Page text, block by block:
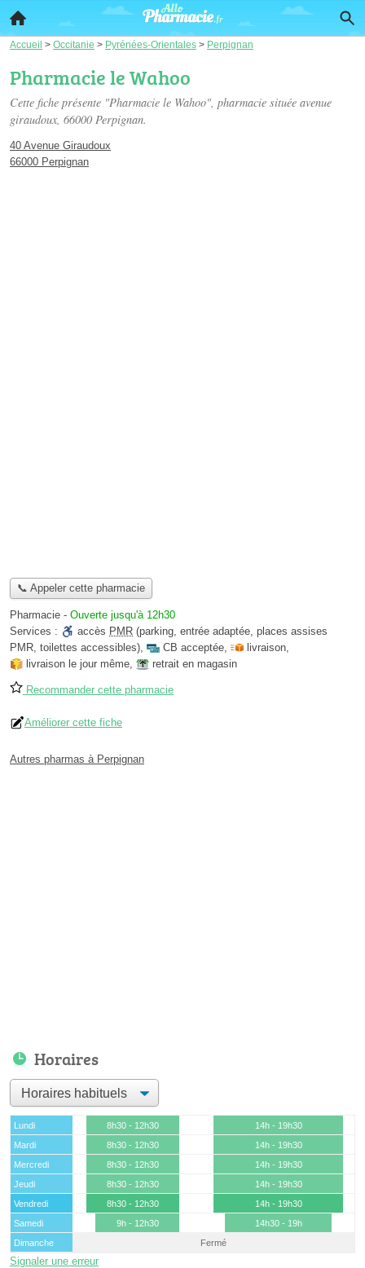
Accueil > Occitanie > Pyrénées-Orientales > Perpignan
Pharmacie le Wahoo
Cette fiche présente "Pharmacie le Wahoo", pharmacie située avenue
giraudoux, 66000 Perpignan.
40 Avenue Giraudoux
66000 Perpignan
📞 Appeler cette pharmacie
Pharmacie - Ouverte jusqu'à 12h30
Services :
accès PMR (parking, entrée adaptée, places assises
PMR, toilettes accessibles), CB acceptée, livraison,
livraison le jour même, retrait en magasin
Recommander cette pharmacie
Améliorer cette fiche
Autres pharmas à Perpignan
Horaires
Lundi 8h30 - 12h30
14h - 19h30
Mardi
8h30 - 12h30
14h - 19h30
Mercredi
8h30 - 12h30
14h - 19h30
Jeudi
8h30 - 12h30
14h - 19h30
Vendredi
8h30 - 12h30
14h - 19h30
Samedi
9h - 12h30
14h30 - 19h
Dimanche
Fermé
Signaler une erreur